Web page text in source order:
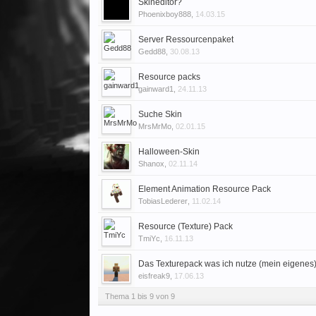
Skineditor?
Phoenixboy888 14.03.15
Server Ressourcenpaket
Gedd88 30.08.13
Resource packs
gainward1 24.11.13
Suche Skin
MrsMrMo 02.01.15
Halloween-Skin
Shanox 02.11.14
Element Animation Resource Pack
TobiasLederer 11.02.14
Resource (Texture) Pack
TmiYc 16.11.13
Das Texturepack was ich nutze (mein eigenes)
eisfreak9 17.06.13
Thema 1 bis 9 von 9